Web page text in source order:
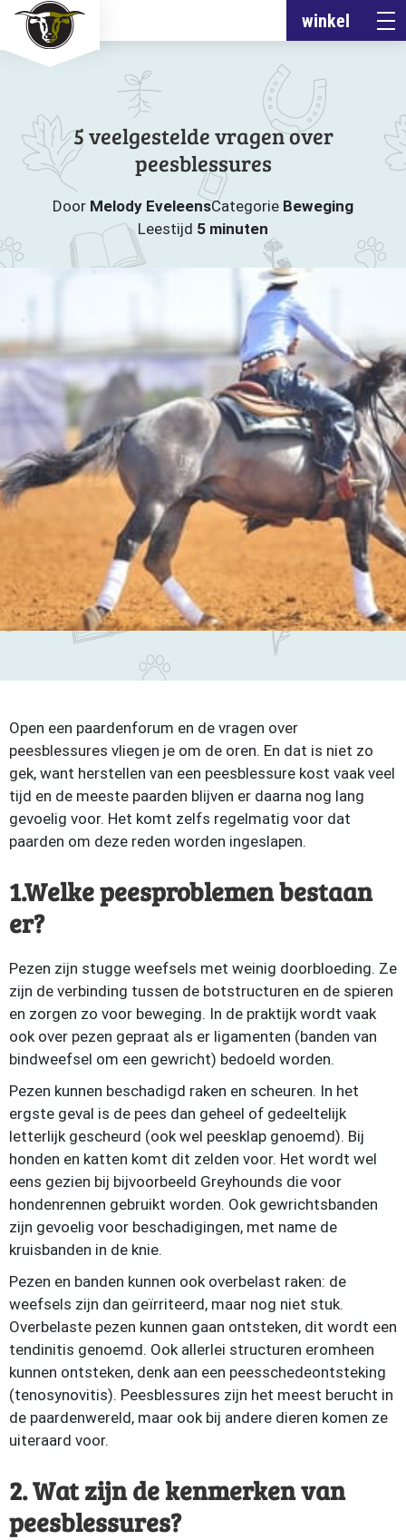
winkel
5 veelgestelde vragen over
peesblessures
Door Melody EveleensCategorie Beweging
Leestijd 5 minuten
Open een paardenforum en de vragen over
peesblessures vliegen je om de oren. En dat is niet zo
gek, want herstellen van een peesblessure kost vaak veel
tijd en de meeste paarden blijven er daarna nog lang
gevoelig voor. Het komt zelfs regelmatig voor dat
paarden om deze reden worden ingeslapen.
1.Welke peesproblemen bestaan
er?
Pezen zijn stugge weefsels met weinig doorbloeding. Ze
zijn de verbinding tussen de botstructuren en de spieren
en zorgen zo voor beweging. In de praktijk wordt vaak
ook over pezen gepraat als er ligamenten (banden van
bindweefsel om een gewricht) bedoeld worden.
Pezen kunnen beschadigd raken en scheuren. In het
ergste geval is de pees dan geheel of gedeeltelijk
letterlijk gescheurd (ook wel peesklap genoemd). Bij
honden en katten komt dit zelden voor. Het wordt wel
eens gezien bij bijvoorbeeld Greyhounds die voor
hondenrennen gebruikt worden. Ook gewrichtsbanden
zijn gevoelig voor beschadigingen, met name de
kruisbanden in de knie.
Pezen en banden kunnen ook overbelast raken: de
weefsels zijn dan geïrriteerd, maar nog niet stuk.
Overbelaste pezen kunnen gaan ontsteken, dit wordt een
tendinitis genoemd. Ook allerlei structuren eromheen
kunnen ontsteken, denk aan een peesschedeontsteking
(tenosynovitis). Peesblessures zijn het meest berucht in
de paardenwereld, maar ook bij andere dieren komen ze
uiteraard voor.
2. Wat zijn de kenmerken van
peesblessures?